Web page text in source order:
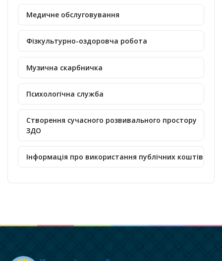
Медичне обслуговування
Фізкультурно-оздоровча робота
Музична скарбничка
Психологічна служба
Створення сучасного розвивального простору
ЗДО
Інформація про використання публічних коштів